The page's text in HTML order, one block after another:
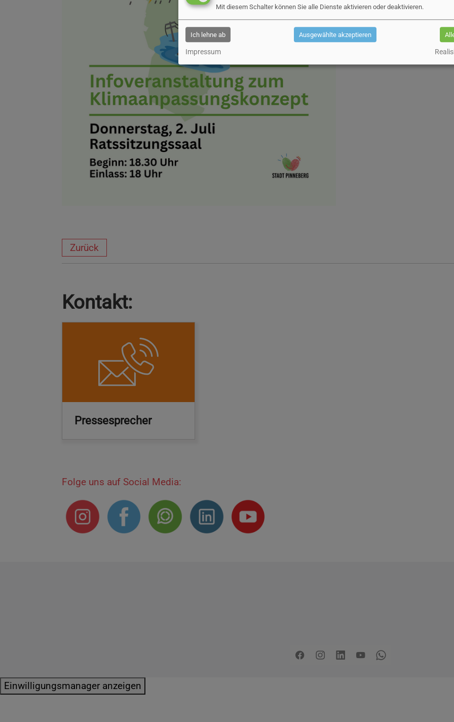
Zurück
Kontakt:
Pressesprecher
Folge uns auf Social Media:
Facebook
Instagram
LinkedIn
YouTubeWhatsapp
Mit diesem Schalter können Sie alle Dienste aktivieren oder deaktivieren.
Ich lehne ab Ausgewählte akzeptieren
Impressum
Einwilligungsmanager anzeigen